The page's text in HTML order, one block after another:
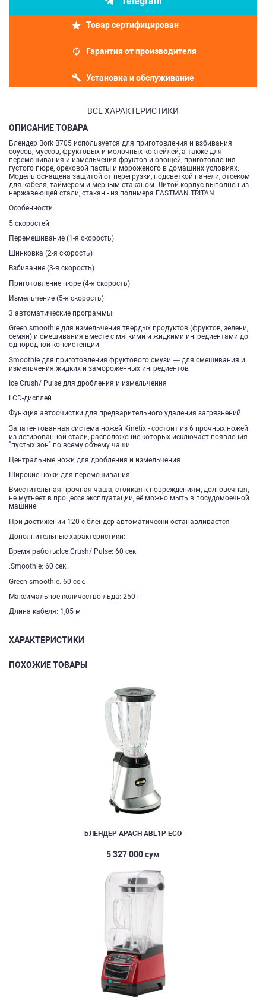
Товар сертифицирован
Гарантия от производителя
Установка и обслуживание
ВСЕ ХАРАКТЕРИСТИКИ
ОПИСАНИЕ ТОВАРА
Блендер Bork B705 используется для приготовления и взбивания
соусов, муссов, фруктовых и молочных коктейлей, а также для
перемешивания и измельчения фруктов и овощей, приготовления
густого пюре, ореховой пасты и мороженого в домашних условиях.
Модель оснащена защитой от перегрузки, подсветкой панели, отсеком
для кабеля, таймером и мерным стаканом. Литой корпус выполнен из
нержавеющей стали, стакан - из полимера EASTMAN TRITAN.
Особенности:
5 скоростей:
Перемешивание (1-я скорость)
Шинковка (2-я скорость)
Взбивание (3-я скорость)
Приготовление пюре (4-я скорость)
Измельчение (5-я скорость)
3 автоматические программы:
Green smoothie для измельчения твердых продуктов (фруктов, зелени,
семян) и смешивания вместе с мягкими и жидкими ингредиентами до
однородной консистенции
Smoothie для приготовления фруктового смузи — для смешивания и
измельчения жидких и замороженных ингредиентов
Ice Crush/ Pulse для дробления и измельчения
LCD-дисплей
Функция автоочистки для предварительного удаления загрязнений
Запатентованная система ножей Kinetix - состоит из 6 прочных ножей
из легированной стали, расположение которых исключает появления
"пустых зон" по всему объему чаши
Центральные ножи для дробления и измельчения
Широкие ножи для перемешивания
Вместительная прочная чаша, стойкая к повреждениям, долговечная,
не мутнеет в процессе эксплуатации, её можно мыть в посудомоечной
машине
При достижении 120 с блендер автоматически останавливается
Дополнительные характеристики:
Время работы:Ice Crush/ Pulse: 60 сек
.Smoothie: 60 сек.
Green smoothie: 60 сек.
Максимальное количество льда: 250 г
Длина кабеля: 1,05 м
ХАРАКТЕРИСТИКИ
ПОХОЖИЕ ТОВАРЫ
БЛЕНДЕР APACH ABL1P ECO
5 327 000 сум